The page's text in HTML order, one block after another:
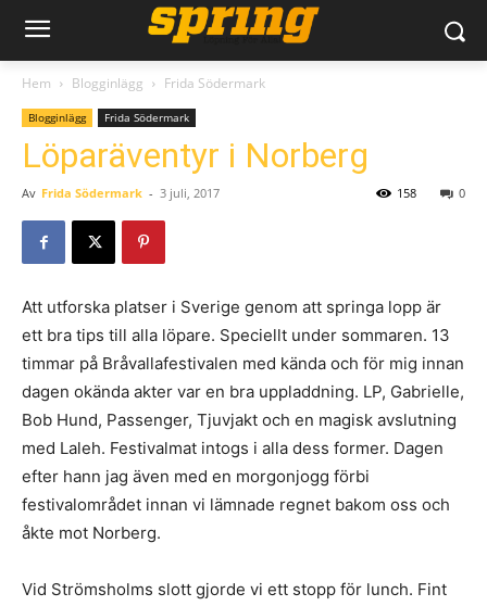
Hem Blogginlägg Frida Södermark
Blogginlägg Frida Södermark
Löparäventyr i Norberg
Av Frida Södermark - 3 juli, 2017 0
158
Att utforska platser i Sverige genom att springa lopp är
ett bra tips till alla löpare. Speciellt under sommaren. 13
timmar på Bråvallafestivalen med kända och för mig innan
dagen okända akter var en bra uppladdning. LP, Gabrielle,
Bob Hund, Passenger, Tjuvjakt och en magisk avslutning
med Laleh. Festivalmat intogs i alla dess former. Dagen
efter hann jag även med en morgonjogg förbi
festivalområdet innan vi lämnade regnet bakom oss och
åkte mot Norberg.
Vid Strömsholms slott gjorde vi ett stopp för lunch. Fint